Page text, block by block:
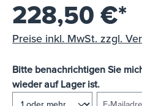
228,50 €*
Preise inkl. MwSt. zzgl.
Bitte benachrichtigen Sie
wieder auf Lager ist.
E-